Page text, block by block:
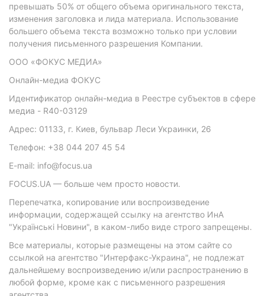
превышать 50% от общего объема оригинального текста,
изменения заголовка и лида материала. Использование
большего объема текста возможно только при условии
получения письменного разрешения Компании.
ООО «ФОКУС МЕДИА»
Онлайн-медиа ФОКУС
Идентификатор онлайн-медиа в Реестре субъектов в сфере
медиа - R40-03129
Адрес: 01133, г. Киев, бульвар Леси Украинки, 26
Телефон: +38 044 207 45 54
E-mail: info@focus.ua
FOCUS.UA — больше чем просто новости.
Перепечатка, копирование или воспроизведение
информации, содержащей ссылку на агентство ИнА
"Українські Новини", в каком-либо виде строго запрещены.
Все материалы, которые размещены на этом сайте со
ссылкой на агентство "Интерфакс-Украина", не подлежат
дальнейшему воспроизведению и/или распространению в
любой форме, кроме как с письменного разрешения